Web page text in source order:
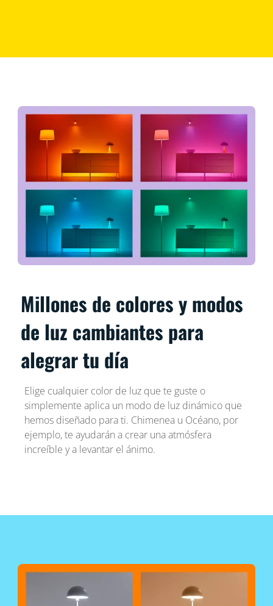
Millones de colores y modos
de luz cambiantes para
alegrar tu día
Elige cualquier color de luz que te guste o
simplemente aplica un modo de luz dinámico que
hemos diseñado para ti. Chimenea u Océano, por
ejemplo, te ayudarán a crear una atmósfera
increíble y a levantar el ánimo.